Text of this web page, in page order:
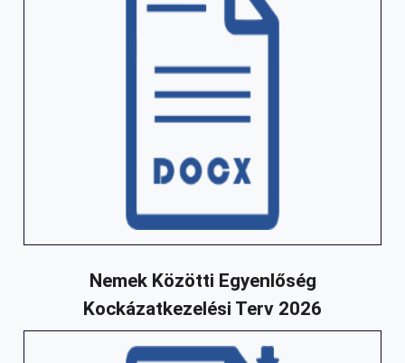
Nemek Közötti Egyenlőség
Kockázatkezelési Terv 2026